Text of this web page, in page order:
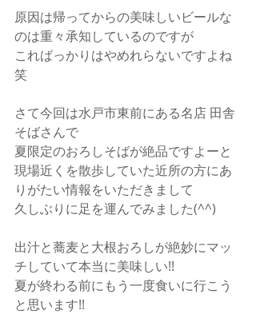
原因は帰ってからの美味しいビールな
のは重々承知しているのですが
こればっかりはやめれらないですよね
笑
さて今回は水戸市東前にある名店 田舎
そばさんで
夏限定のおろしそばが絶品ですよーと
現場近くを散歩していた近所の方にあ
りがたい情報をいただきまして
久しぶりに足を運んでみました(^^)
出汁と蕎麦と大根おろしが絶妙にマッ
チしていて本当に美味しい!!
夏が終わる前にもう一度食いに行こう
と思います!!